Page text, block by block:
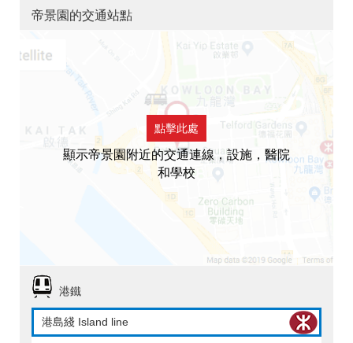
帝景園的交通站點
點擊此處
顯示帝景園附近的交通連線，設施，醫院
和學校
港鐵
港島綫 Island line